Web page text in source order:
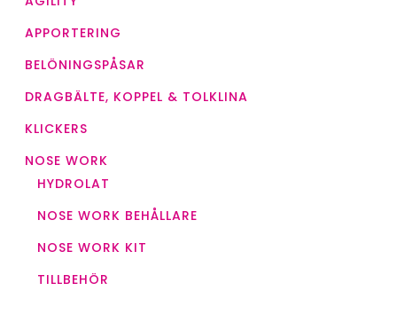
APPORTERING
BELÖNINGSPÅSAR
DRAGBÄLTE, KOPPEL & TOLKLINA
KLICKERS
NOSE WORK
HYDROLAT
NOSE WORK BEHÅLLARE
NOSE WORK KIT
TILLBEHÖR